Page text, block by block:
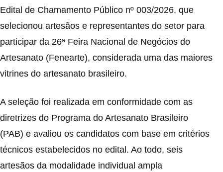
Edital de Chamamento Público nº 003/2026, que
selecionou artesãos e representantes do setor para
participar da 26ª Feira Nacional de Negócios do
Artesanato (Fenearte), considerada uma das maiores
vitrines do artesanato brasileiro.
A seleção foi realizada em conformidade com as
diretrizes do Programa do Artesanato Brasileiro
(PAB) e avaliou os candidatos com base em critérios
técnicos estabelecidos no edital. Ao todo, seis
artesãos da modalidade individual ampla